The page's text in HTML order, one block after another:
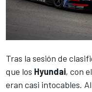
Tras la sesión de
que los Hyundai, con
eran casi intocables.